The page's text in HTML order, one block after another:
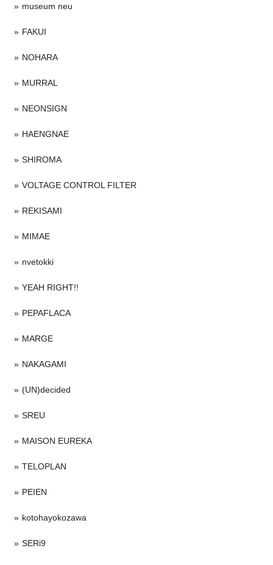
museum neu
FAKUI
NOHARA
MURRAL
NEONSIGN
HAENGNAE
SHIROMA
VOLTAGE CONTROL FILTER
REKISAMI
MIMAE
nvetokki
YEAH RIGHT!!
PEPAFLACA
MARGE
NAKAGAMI
(UN)decided
SREU
MAISON EUREKA
TELOPLAN
PEIEN
kotohayokozawa
SERi9